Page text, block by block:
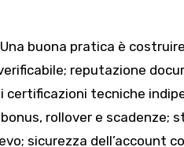
buona pratica è
reputazione
certificazioni tecniche
rollover e scadenze;
sicurezza dell’account